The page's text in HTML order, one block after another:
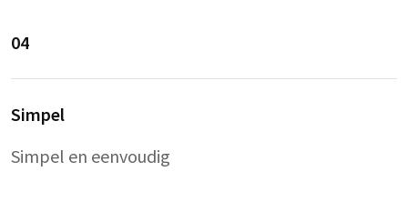
04
Simpel
Simpel en eenvoudig